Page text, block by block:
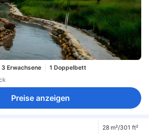
3 Erwachsene
1 Doppelbett
Preise anzeigen
28 m²/301 ft²